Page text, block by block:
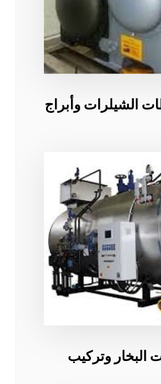
الشيلرات وأبراج
البخار وتركيب